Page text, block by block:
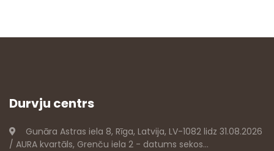
Durvju centrs
Gunāra Astras iela 8, Rīga, Latvija, LV-1082 lidz 31.08.2026
/ AURA kvartāls, Grenču iela 2 - datums sekos...